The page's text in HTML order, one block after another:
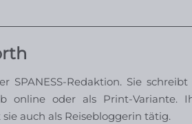
Redaktion. Sie
online oder als Print-Variante.
auch als Reisebloggerin tätig.